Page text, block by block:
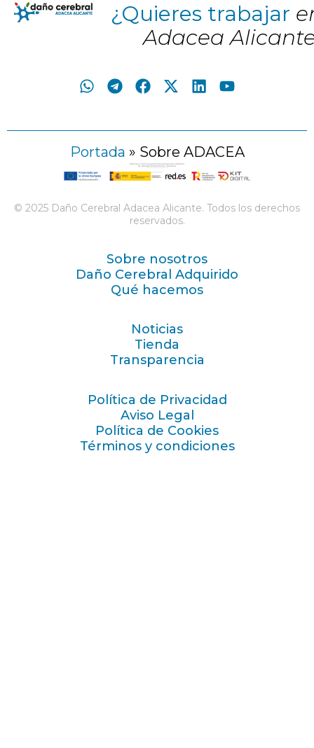
¿Quieres trabajar
Adacea
Portada » Sobre ADACEA
© 2025 Daño Cerebral Adacea Alicante. Todos los derechos
reservados.
Sobre nosotros
Daño Cerebral Adquirido
Qué hacemos
Noticias
Tienda
Transparencia
Política de Privacidad
Aviso Legal
Política de Cookies
Términos y condiciones